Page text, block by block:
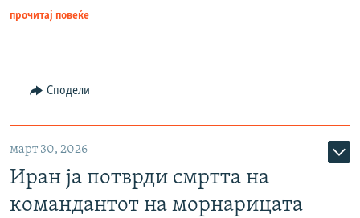
прочитај повеќе
Сподели
март 30, 2026
Иран ја потврди смртта на
командантот на морнарицата